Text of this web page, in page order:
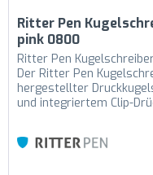
Ritter Pen
pink 0800
Ritter Pen
Der Ritter Pen
hergestellter
und integriertem Clip-